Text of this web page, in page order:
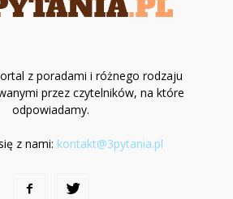
z poradami i różnego rodzaju
przez czytelników, na które
odpowiadamy.
z nami: kontakt@3pytania.pl